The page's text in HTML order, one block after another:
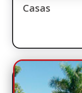
Casas